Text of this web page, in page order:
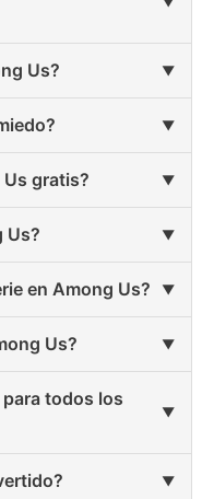
Us?
gratis?
Us?
en Among Us?
Us?
todos los